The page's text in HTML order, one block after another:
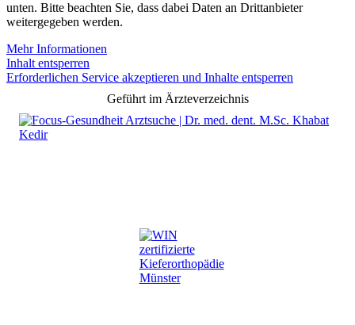
unten. Bitte beachten Sie, dass dabei Daten an Drittanbieter
weitergegeben werden.
Mehr Informationen
Inhalt entsperren
Erforderlichen Service akzeptieren und Inhalte entsperren
Geführt im Ärzteverzeichnis